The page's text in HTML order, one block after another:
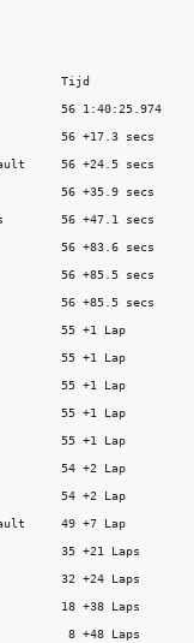
Tijd
56 1:40:25.974
56 +17.3 secs
56 +24.5 secs
56 +35.9 secs
56 +47.1 secs
56 +83.6 secs
56 +85.5 secs
56 +85.5 secs
55 +1 Lap
55 +1 Lap
55 +1 Lap
55 +1 Lap
55 +1 Lap
54 +2 Lap
54 +2 Lap
49 +7 Lap
35 +21 Laps
32 +24 Laps
18 +38 Laps
8 +48 Laps